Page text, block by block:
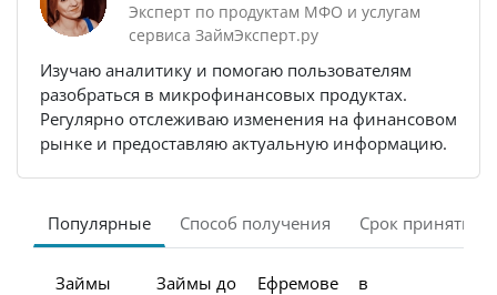
Эксперт по продуктам МФО и услугам
сервиса ЗаймЭксперт.ру
Изучаю аналитику и помогаю пользователям
разобраться в микрофинансовых продуктах.
Регулярно отслеживаю изменения на финансовом
рынке и предоставляю актуальную информацию.
Популярные Способ получения Срок принятия
Займы
Займы до
Ефремове
в